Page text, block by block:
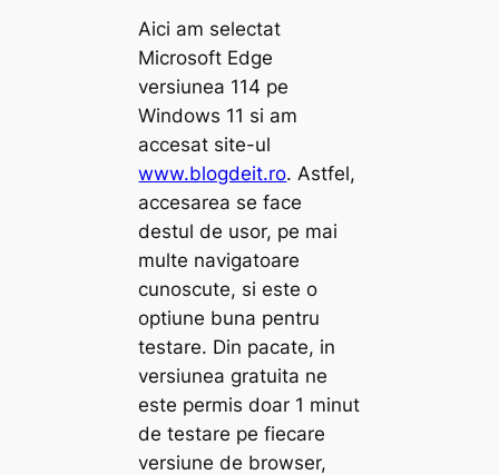
Aici am selectat
Microsoft Edge
versiunea 114 pe
Windows 11 si am
accesat site-ul
www.blogdeit.ro. Astfel,
accesarea se face
destul de usor, pe mai
multe navigatoare
cunoscute, si este o
optiune buna pentru
testare. Din pacate, in
versiunea gratuita ne
este permis doar 1 minut
de testare pe fiecare
versiune de browser,